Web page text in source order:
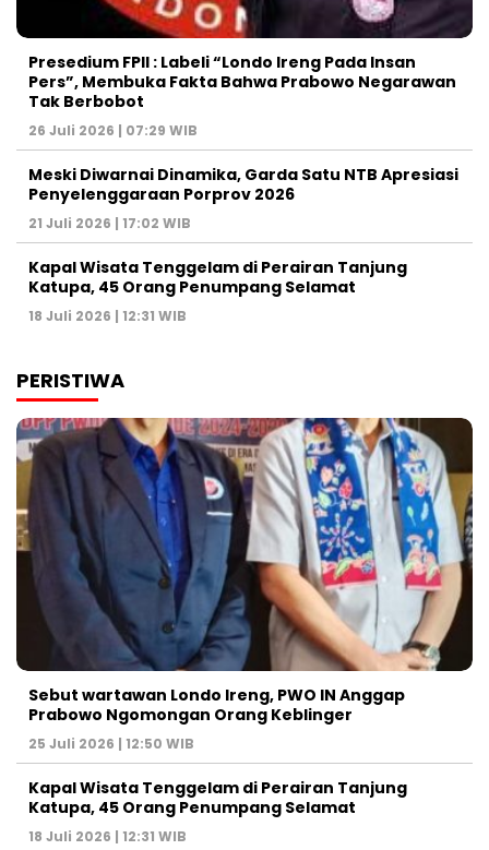
Presedium FPII : Labeli “Londo Ireng Pada Insan
Pers”, Membuka Fakta Bahwa Prabowo Negarawan
Tak Berbobot
26 Juli 2026 | 07:29 WIB
Meski Diwarnai Dinamika, Garda Satu NTB Apresiasi
Penyelenggaraan Porprov 2026 ‎
21 Juli 2026 | 17:02 WIB
Kapal Wisata Tenggelam di Perairan Tanjung
Katupa, 45 Orang Penumpang Selamat
18 Juli 2026 | 12:31 WIB
PERISTIWA
Sebut wartawan Londo Ireng, PWO IN Anggap
Prabowo Ngomongan Orang Keblinger
25 Juli 2026 | 12:50 WIB
Kapal Wisata Tenggelam di Perairan Tanjung
Katupa, 45 Orang Penumpang Selamat
18 Juli 2026 | 12:31 WIB